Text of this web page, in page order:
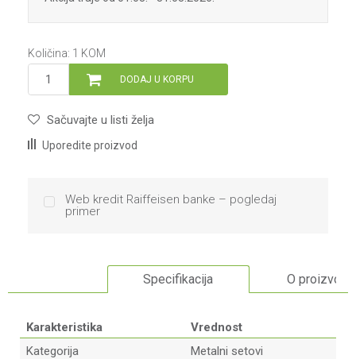
Količina: 1 KOM
DODAJ U KORPU
Sačuvajte u listi želja
Uporedite proizvod
Web kredit Raiffeisen banke – pogledaj
primer
Specifikacija O proizvodu
Karakteristika
Vrednost
Kategorija
Metalni setovi